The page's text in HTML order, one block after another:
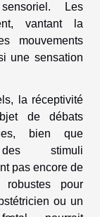
Les
vantant la
mouvements
une sensation
la réceptivité
de débats
bien que
des stimuli
pas encore de
robustes pour
ou un